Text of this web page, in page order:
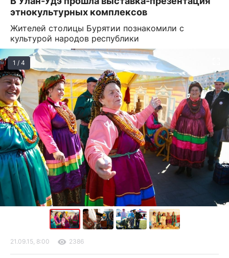
этнокультурных комплексов
Жителей столицы Бурятии познакомили с
культурой народов республики
1 / 4
21.09.15, 8:00 2386